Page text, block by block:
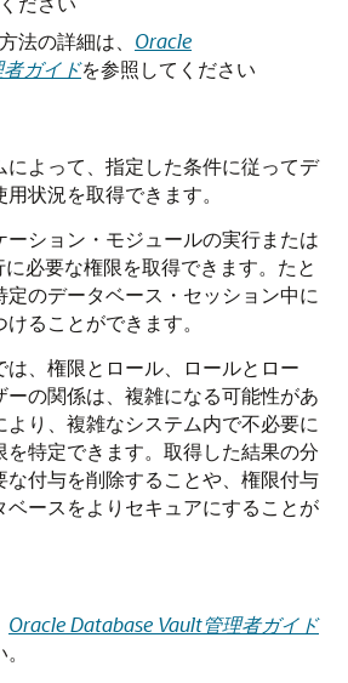
法の詳細は、 Oracle
ガイドを参照してください
によって、指定した条件に従ってデ
状況を取得できます。
ーション・モジュールの実行または
必要な権限を取得できます。たと
定のデータベース・セッション中に
ることができます。
、権限とロール、ロールとロー
ーの関係は、複雑になる可能性があ
より、複雑なシステム内で不必要に
特定できます。取得した結果の分
な付与を削除することや、権限付与
ベースをよりセキュアにすることが
Oracle Database Vault管理者ガイド